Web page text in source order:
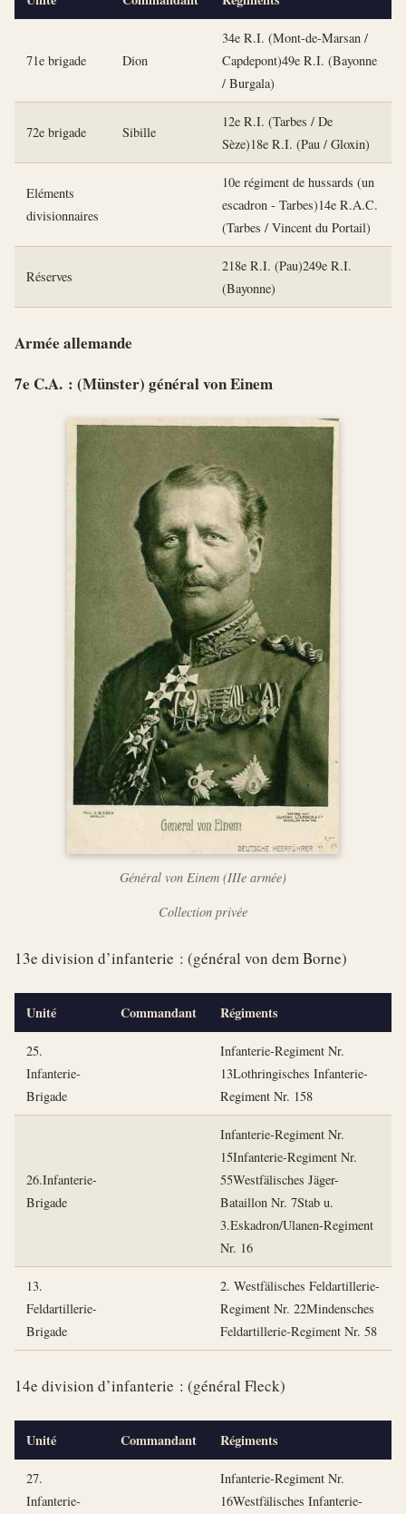
71e brigade Dion
34e R.I. (Mont-de-Marsan /
Capdepont)49e R.I. (Bayonne
/ Burgala)
72e brigade Sibille
12e R.I. (Tarbes / De
Sèze)18e R.I. (Pau / Gloxin)
Eléments
divisionnaires
10e régiment de hussards (un
escadron - Tarbes)14e R.A.C.
(Tarbes / Vincent du Portail)
Réserves
218e R.I. (Pau)249e R.I.
(Bayonne)
Armée allemande
7e C.A. : (Münster) général von Einem
Général von Einem (IIIe armée)
Collection privée
13e division d’infanterie : (général von dem Borne)
Unité Commandant Régiments
25.
Infanterie-
Brigade
Infanterie-Regiment Nr.
13Lothringisches Infanterie-
Regiment Nr. 158
26.Infanterie-
Brigade
Infanterie-Regiment Nr.
15Infanterie-Regiment Nr.
55Westfälisches Jäger-
Bataillon Nr. 7Stab u.
3.Eskadron/Ulanen-Regiment
Nr. 16
13.
Feldartillerie-
Brigade
2. Westfälisches Feldartillerie-
Regiment Nr. 22Mindensches
Feldartillerie-Regiment Nr. 58
14e division d’infanterie : (général Fleck)
Unité Commandant Régiments
27.
Infanterie-
Infanterie-Regiment Nr.
16Westfälisches Infanterie-